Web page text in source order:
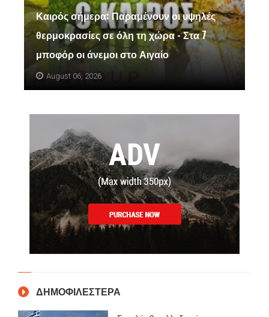
Καιρός σήμερα: Παραμένουν οι υψηλές
θερμοκρασίες σε όλη τη χώρα - Στα 7
μποφόρ οι άνεμοι στο Αιγαίο
August 06, 2026
ΔΗΜΟΦΙΛΕΣΤΕΡΑ